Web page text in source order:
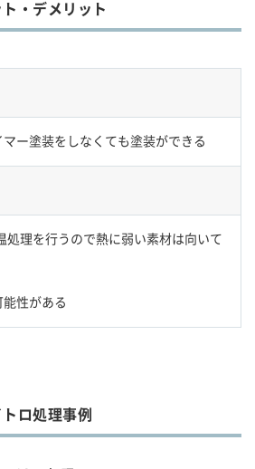
・デメリット
ー塗装をしなくても塗装ができる
処理を行うので熱に弱い素材は向いて
能性がある
ロ処理事例